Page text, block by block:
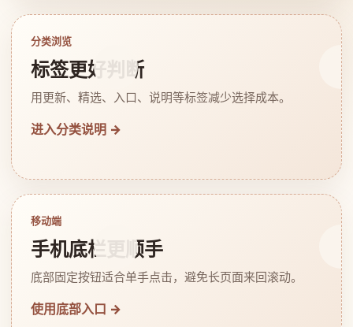
分类浏览
标签更好判断
用更新、精选、入口、说明等标签减少选择成本。
进入分类说明 →
移动端
手机底栏更顺手
底部固定按钮适合单手点击，避免长页面来回滚动。
使用底部入口 →